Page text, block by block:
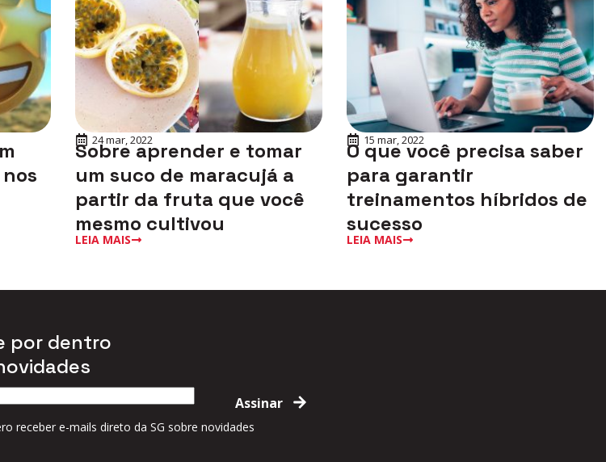
24 mar, 2022
Sobre aprender e tomar
um suco de maracujá a
partir da fruta que você
mesmo cultivou
LEIA MAIS
15 mar, 2022
O que você precisa saber
para garantir
treinamentos híbridos de
sucesso
LEIA MAIS
por dentro
receber e-mails direto da SG sobre novidades